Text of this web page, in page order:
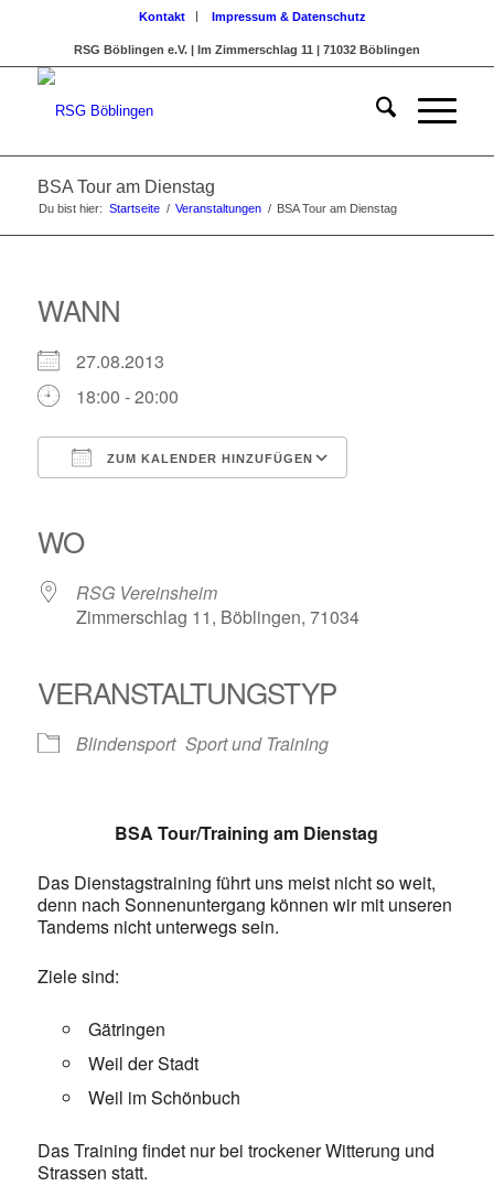
Kontakt Impressum & Datenschutz
RSG Böblingen e.V. | Im Zimmerschlag 11 | 71032 Böblingen
BSA Tour am Dienstag
Du bist hier: Startseite / Veranstaltungen / BSA Tour am Dienstag
WANN
27.08.2013
18:00 - 20:00
ZUM KALENDER HINZUFÜGEN
WO
RSG Vereinsheim
Zimmerschlag 11, Böblingen, 71034
VERANSTALTUNGSTYP
Blindensport Sport und Training
BSA Tour/Training am Dienstag
Das Dienstagstraining führt uns meist nicht so weit,
denn nach Sonnenuntergang können wir mit unseren
Tandems nicht unterwegs sein.
Ziele sind:
Gätringen
Weil der Stadt
Weil im Schönbuch
Das Training findet nur bei trockener Witterung und
Strassen statt.